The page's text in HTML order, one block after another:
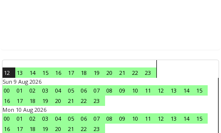
12 13 14 15 16 17 18 19 20 21 22
23
Sun 9 Aug 2026
00
01 02 03 04 05 06 07 08 09 10 11 12 13 14
15
16
17 18 19 20 21 22
23
Mon 10 Aug 2026
00
01 02 03 04 05 06 07 08 09 10 11 12 13 14
15
16
17 18 19 20 21 22
23